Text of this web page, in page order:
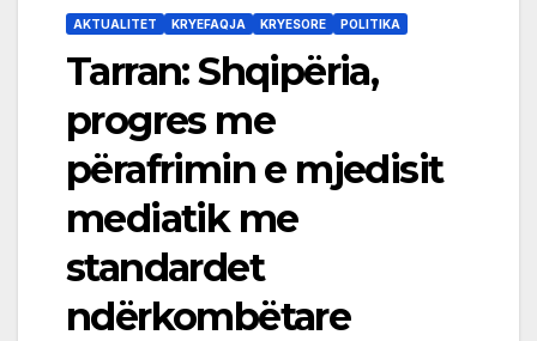
AKTUALITET KRYEFAQJA KRYESORE POLITIKA
Tarran: Shqipëria,
progres me
përafrimin e mjedisit
mediatik me
standardet
ndërkombëtare